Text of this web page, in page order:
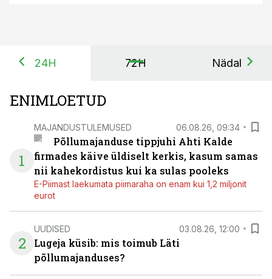
24H 72H Nädal
ENIMLOETUD
1
MAJANDUSTULEMUSED 06.08.26, 09:34
Põllumajanduse tippjuhi Ahti Kalde
firmades käive üldiselt kerkis, kasum samas
nii kahekordistus kui ka sulas pooleks
E-Piimast laekumata piimaraha on enam kui 1,2 miljonit
eurot
2
UUDISED 03.08.26, 12:00
Lugeja küsib: mis toimub Läti
põllumajanduses?